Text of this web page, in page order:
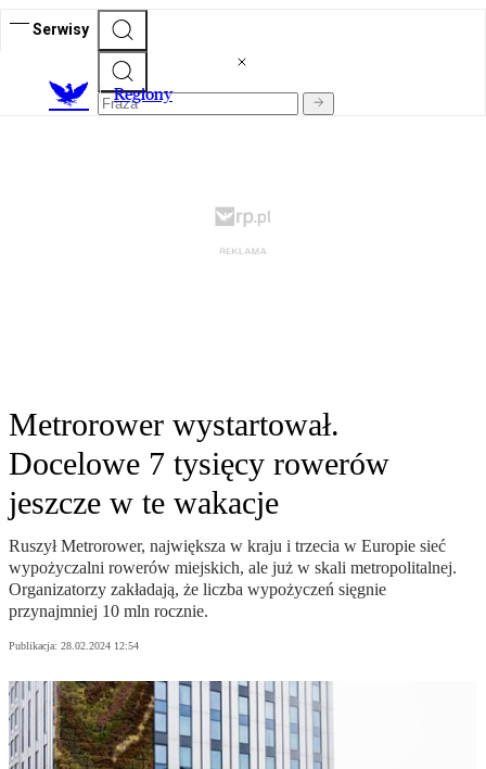
Serwisy
Regiony
Metrorower wystartował.
Docelowe 7 tysięcy rowerów
jeszcze w te wakacje
Ruszył Metrorower, największa w kraju i trzecia w Europie sieć
wypożyczalni rowerów miejskich, ale już w skali metropolitalnej.
Organizatorzy zakładają, że liczba wypożyczeń sięgnie
przynajmniej 10 mln rocznie.
Publikacja: 28.02.2024 12:54